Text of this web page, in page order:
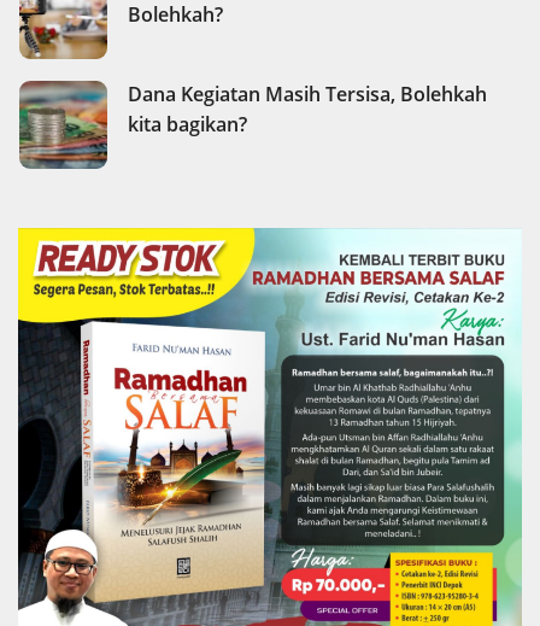
Bolehkah?
Dana Kegiatan Masih Tersisa, Bolehkah
kita bagikan?